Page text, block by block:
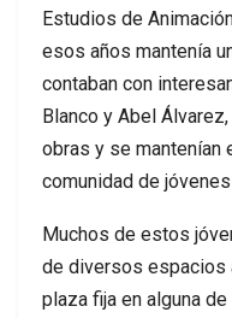
Estudios de
esos años mantenía
contaban con
Blanco y Abel
obras y se mantenían
comunidad de
Muchos de estos
de diversos espacios
plaza fija en alguna